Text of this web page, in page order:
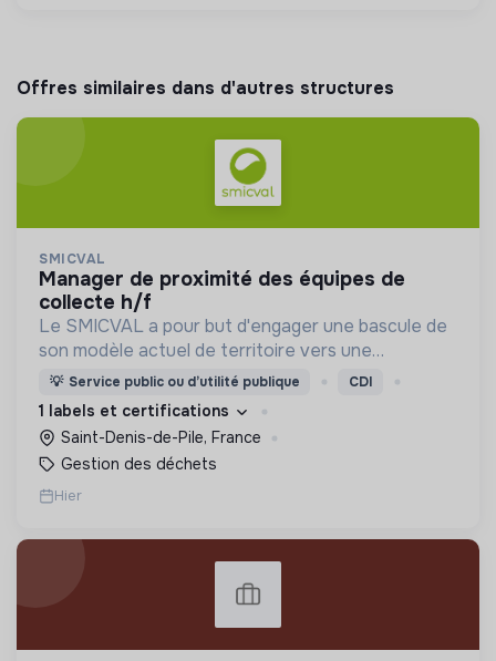
Offres similaires dans d'autres structures
SMICVAL
manager de proximité des équipes de
collecte h/f
Le SMICVAL a pour but d'engager une bascule de
son modèle actuel de territoire vers une
dynamique positive Zero Waste.
💡 Service public ou d’utilité publique CDI
1 labels et certifications
Saint-Denis-de-Pile, France
Gestion des déchets
Hier